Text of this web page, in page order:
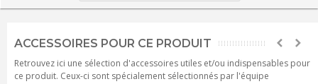
ACCESSOIRES POUR CE PRODUIT
Retrouvez ici une sélection d'accessoires utiles et/ou indispensables pour
ce produit. Ceux-ci sont spécialement sélectionnés par l'équipe